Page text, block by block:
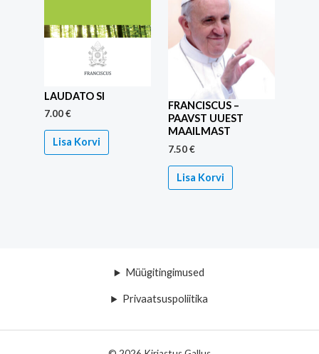
LAUDATO SI
7.00€
Lisa Korvi
FRANCISCUS –
PAAVST UUEST
MAAILMAST
7.50€
Lisa Korvi
Müügitingimused
Privaatsuspoliitika